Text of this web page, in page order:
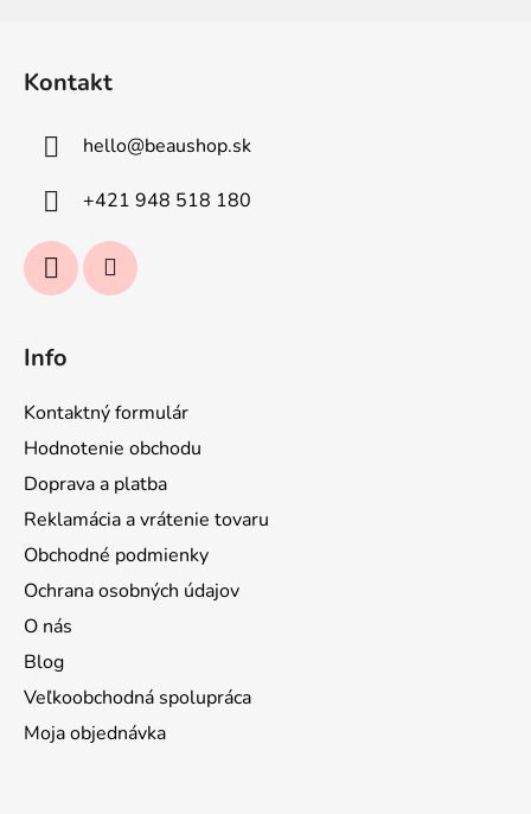
Kontakt
hello@beaushop.sk
+421 948 518 180
Info
Kontaktný formulár
Hodnotenie obchodu
Doprava a platba
Reklamácia a vrátenie tovaru
Obchodné podmienky
Ochrana osobných údajov
O nás
Blog
Veľkoobchodná spolupráca
Moja objednávka